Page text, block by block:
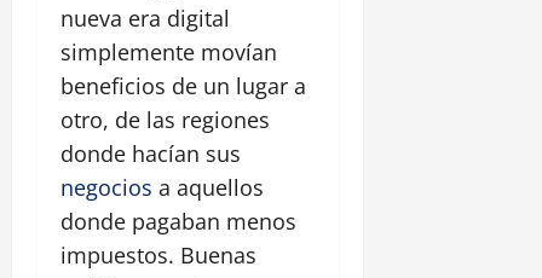
nueva era digital
simplemente movían
beneficios de un lugar a
otro, de las regiones
donde hacían sus
negocios a aquellos
donde pagaban menos
impuestos. Buenas